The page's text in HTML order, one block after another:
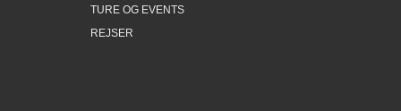
TURE OG EVENTS
REJSER